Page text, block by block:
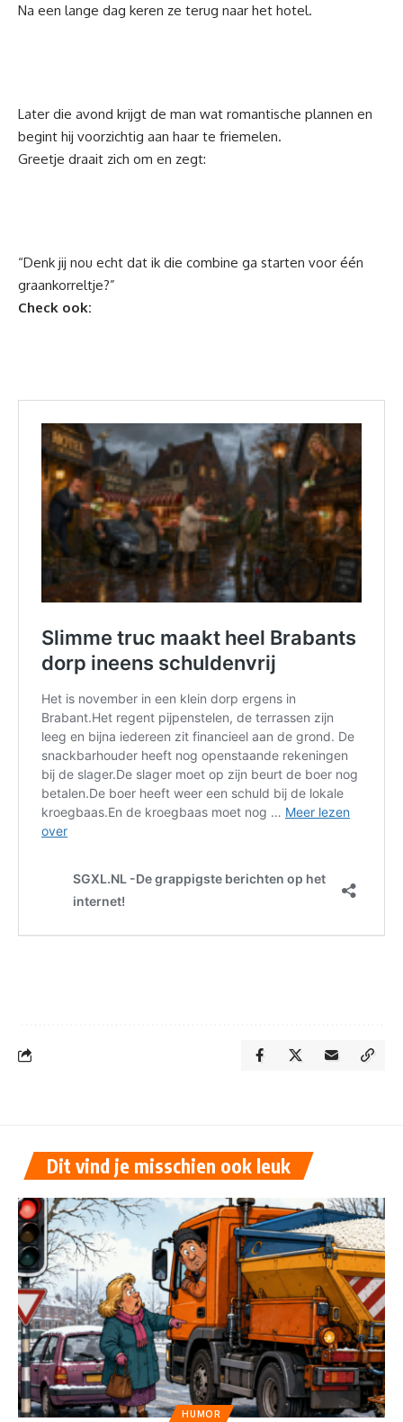
Na een lange dag keren ze terug naar het hotel.
Later die avond krijgt de man wat romantische plannen en
begint hij voorzichtig aan haar te friemelen.
Greetje draait zich om en zegt:
“Denk jij nou echt dat ik die combine ga starten voor één
graankorreltje?”
Check ook:
Dit vind je misschien ook leuk
HUMOR